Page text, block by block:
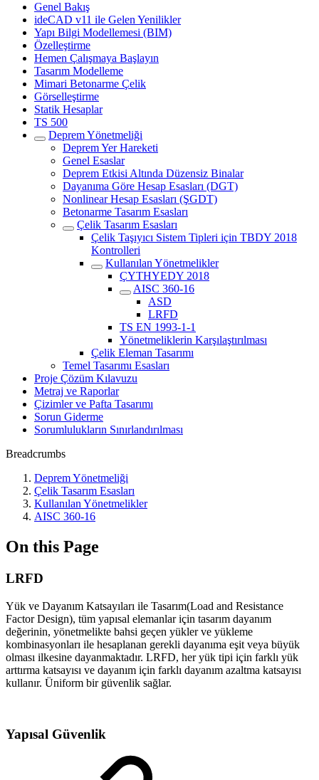
Genel Bakış
ideCAD v11 ile Gelen Yenilikler
Yapı Bilgi Modellemesi (BIM)
Özelleştirme
Hemen Çalışmaya Başlayın
Tasarım Modelleme
Mimari Betonarme Çelik
Görselleştirme
Statik Hesaplar
TS 500
Deprem Yönetmeliği
Deprem Yer Hareketi
Genel Esaslar
Deprem Etkisi Altında Düzensiz Binalar
Dayanıma Göre Hesap Esasları (DGT)
Nonlinear Hesap Esasları (ŞGDT)
Betonarme Tasarım Esasları
Çelik Tasarım Esasları
Çelik Taşıyıcı Sistem Tipleri için TBDY 2018
Kontrolleri
Kullanılan Yönetmelikler
ÇYTHYEDY 2018
AISC 360-16
ASD
LRFD
TS EN 1993-1-1
Yönetmeliklerin Karşılaştırılması
Çelik Eleman Tasarımı
Temel Tasarımı Esasları
Proje Çözüm Kılavuzu
Metraj ve Raporlar
Çizimler ve Pafta Tasarımı
Sorun Giderme
Sorumlulukların Sınırlandırılması
Breadcrumbs
Deprem Yönetmeliği
Çelik Tasarım Esasları
Kullanılan Yönetmelikler
AISC 360-16
On this Page
LRFD
Yük ve Dayanım Katsayıları ile Tasarım(Load and Resistance
Factor Design), tüm yapısal elemanlar için tasarım dayanım
değerinin, yönetmelikte bahsi geçen yükler ve yükleme
kombinasyonları ile hesaplanan gerekli dayanıma eşit veya büyük
olması ilkesine dayanmaktadır. LRFD, her yük tipi için farklı yük
arttırma katsayısı ve dayanım için farklı dayanım azaltma katsayısı
kullanır. Üniform bir güvenlik sağlar.
Yapısal Güvenlik